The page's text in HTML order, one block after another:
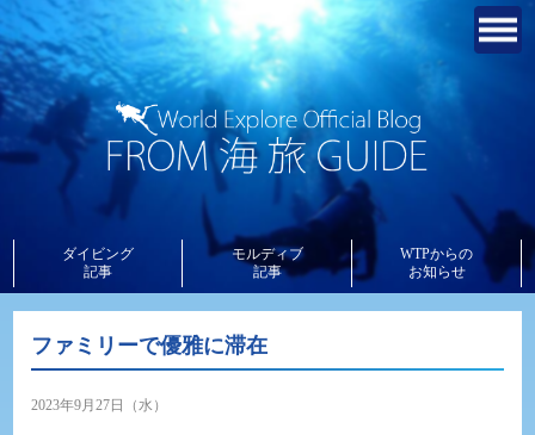
ダイビング
記事
モルディブ
記事
WTPからの
お知らせ
ファミリーで優雅に滞在
2023年9月27日（水）